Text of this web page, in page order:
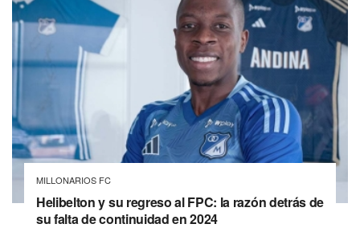
MILLONARIOS FC
Helibelton y su regreso al FPC: la razón detrás de
su falta de continuidad en 2024